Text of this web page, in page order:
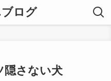
ログ
隠さない犬